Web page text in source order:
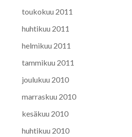
toukokuu 2011
huhtikuu 2011
helmikuu 2011
tammikuu 2011
joulukuu 2010
marraskuu 2010
kesäkuu 2010
huhtikuu 2010